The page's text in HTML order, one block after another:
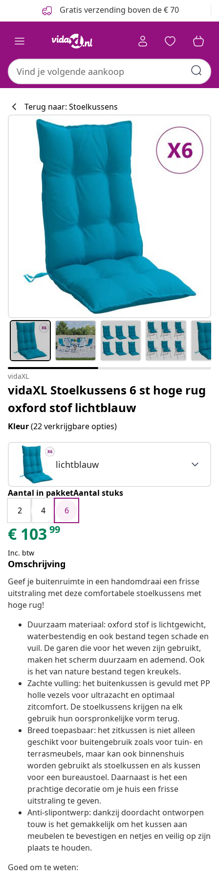
Gratis verzending boven de € 70
Terug naar: Stoelkussens
vidaXL
vidaXL Stoelkussens 6 st hoge rug
oxford stof lichtblauw
Kleur(22 verkrijgbare opties)
lichtblauw
Aantal in pakketAantal stuks
2
4 6
€ 103 99
Inc. btw
Omschrijving
Geef je buitenruimte in een handomdraai een frisse
uitstraling met deze comfortabele stoelkussens met
hoge rug!
Duurzaam materiaal: oxford stof is lichtgewicht,
waterbestendig en ook bestand tegen schade en
vuil. De garen die voor het weven zijn gebruikt,
maken het scherm duurzaam en ademend. Ook
is het van nature bestand tegen kreukels.
Zachte vulling: het buitenkussen is gevuld met PP
holle vezels voor ultrazacht en optimaal
zitcomfort. De stoelkussens krijgen na elk
gebruik hun oorspronkelijke vorm terug.
Breed toepasbaar: het zitkussen is niet alleen
geschikt voor buitengebruik zoals voor tuin- en
terrasmeubels, maar kan ook binnenshuis
worden gebruikt als stoelkussen en als kussen
voor een bureaustoel. Daarnaast is het een
prachtige decoratie om je huis een frisse
uitstraling te geven.
Anti-slipontwerp: dankzij doordacht ontworpen
touw is het gemakkelijk om het kussen aan
meubelen te bevestigen en netjes en veilig op zijn
plaats te houden.
Goed om te weten: